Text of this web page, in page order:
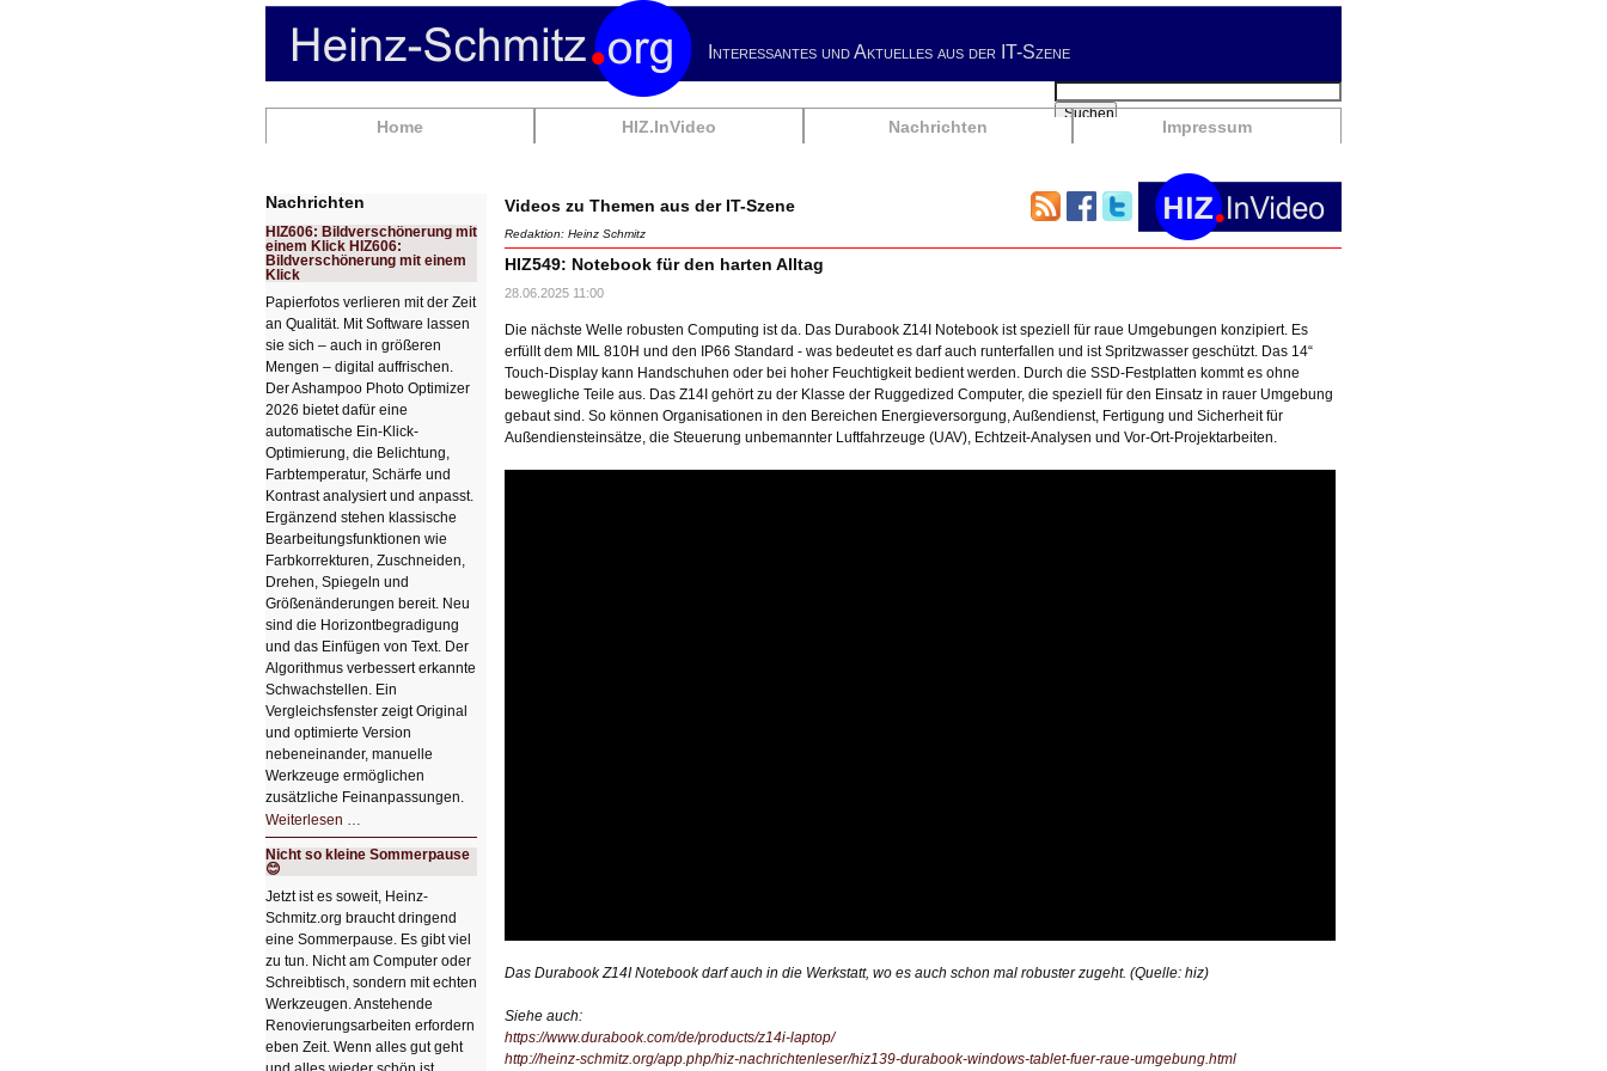
Interessantes und Aktuelles aus der IT-Szene
Navigation
Home HIZ.InVideo Nachrichten Impressum
Suchbegriffe
Suchen
Videos zu Themen aus der IT-Szene
Redaktion: Heinz Schmitz
HIZ549: Notebook für den harten Alltag
28.06.2025 11:00
Die nächste Welle robusten Computing ist da. Das Durabook Z14I Notebook ist speziell für raue Umgebungen konzipiert. Es
erfüllt dem MIL 810H und den IP66 Standard - was bedeutet es darf auch runterfallen und ist Spritzwasser geschützt. Das 14“
Touch-Display kann Handschuhen oder bei hoher Feuchtigkeit bedient werden. Durch die SSD-Festplatten kommt es ohne
bewegliche Teile aus. Das Z14I gehört zu der Klasse der Ruggedized Computer, die speziell für den Einsatz in rauer Umgebung
gebaut sind. So können Organisationen in den Bereichen Energieversorgung, Außendienst, Fertigung und Sicherheit für
Außendiensteinsätze, die Steuerung unbemannter Luftfahrzeuge (UAV), Echtzeit-Analysen und Vor-Ort-Projektarbeiten.
Das DurabookZ14I Notebook darf auch in die Werkstatt, wo es auch schon mal robuster zugeht. (Quelle: hiz)
Siehe auch:
https://www.durabook.com/de/products/z14i-laptop/
http://heinz-schmitz.org/app.php/hiz-nachrichtenleser/hiz139-durabook-windows-tablet-fuer-raue-umgebung.html
Nachrichten
HIZ606: Bildverschönerung mit
einem Klick HIZ606:
Bildverschönerung mit einem
Klick
Papierfotos verlieren mit der Zeit
an Qualität. Mit Software lassen
sie sich – auch in größeren
Mengen – digital auffrischen.
Der Ashampoo Photo Optimizer
2026 bietet dafür eine
automatische Ein-Klick-
Optimierung, die Belichtung,
Farbtemperatur, Schärfe und
Kontrast analysiert und anpasst.
Ergänzend stehen klassische
Bearbeitungsfunktionen wie
Farbkorrekturen, Zuschneiden,
Drehen, Spiegeln und
Größenänderungen bereit. Neu
sind die Horizontbegradigung
und das Einfügen von Text. Der
Algorithmus verbessert erkannte
Schwachstellen. Ein
Vergleichsfenster zeigt Original
und optimierte Version
nebeneinander, manuelle
Werkzeuge ermöglichen
zusätzliche Feinanpassungen.
Weiterlesen …
Bildverschönerung
mit
einem
HIZ606:
Bildverschönerung
mit
einem
Klick
Nicht so kleine Sommerpause
😊
Jetzt ist es soweit, Heinz-
Schmitz.org braucht dringend
eine Sommerpause. Es gibt viel
zu tun. Nicht am Computer oder
Schreibtisch, sondern mit echten
Werkzeugen. Anstehende
Renovierungsarbeiten erfordern
eben Zeit. Wenn alles gut geht